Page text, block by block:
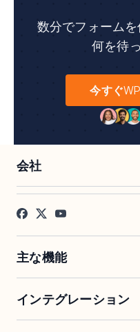
数分でフォーム
何を待
今すぐ
会社
採用情報
お客様の声
プレス
主な機能
条件付きロジック
会話型フォーム
インテグレーション